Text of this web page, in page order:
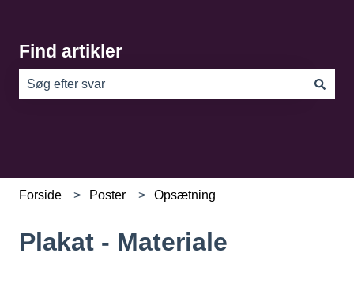
Find artikler
Forside Poster Opsætning
Plakat - Materiale